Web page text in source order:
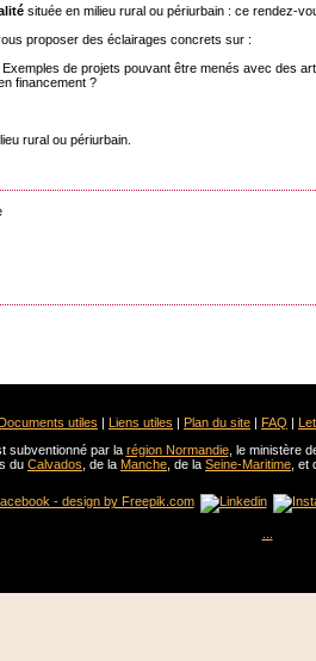
située en milieu rural ou périurbain : ce rendez-
proposer des éclairages concrets sur :
de projets pouvant être menés avec des
financement ?
rural ou périurbain.
utiles | Liens utiles | Plan du site | FAQ |
subventionné par la région Normandie, le ministère
du Calvados , de la Manche , de la Seine-Maritime , et